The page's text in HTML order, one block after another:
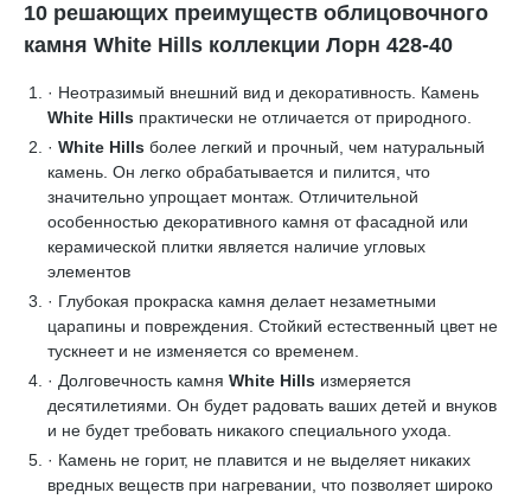
10 решающих преимуществ облицовочного
камня White Hills коллекции Лорн 428-40
· Неотразимый внешний вид и декоративность. Камень
White Hills практически не отличается от природного.
· White Hills более легкий и прочный, чем натуральный
камень. Он легко обрабатывается и пилится, что
значительно упрощает монтаж. Отличительной
особенностью декоративного камня от фасадной или
керамической плитки является наличие угловых
элементов
· Глубокая прокраска камня делает незаметными
царапины и повреждения. Стойкий естественный цвет не
тускнеет и не изменяется со временем.
· Долговечность камня White Hills измеряется
десятилетиями. Он будет радовать ваших детей и внуков
и не будет требовать никакого специального ухода.
· Камень не горит, не плавится и не выделяет никаких
вредных веществ при нагревании, что позволяет широко